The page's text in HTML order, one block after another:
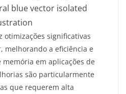
blue vector isolated
otimizações significativas
melhorando a eficiência e
em aplicações de
são particularmente
que requerem alta